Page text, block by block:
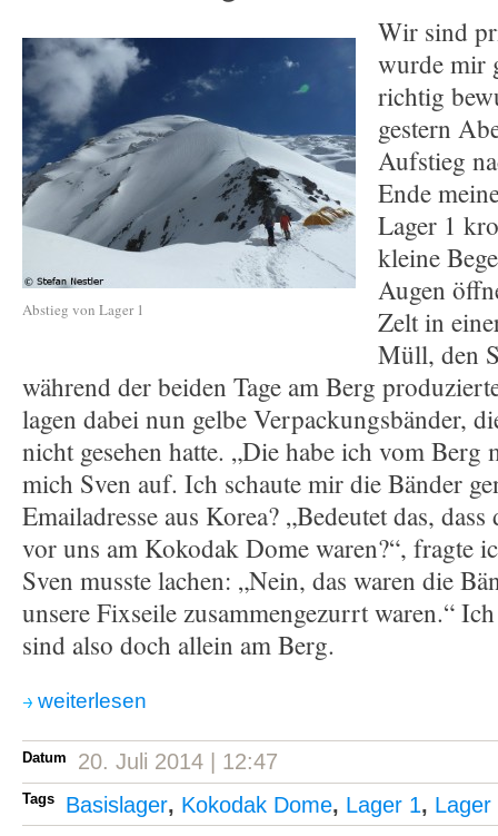
Abstieg von Lager 1
Wir sind
wurde mir
richtig
gestern
Aufstieg
Ende
Lager 1
kleine
Augen
Zelt in
Müll, den
während der beiden Tage am Berg
lagen dabei nun gelbe Verpackungsbänder,
nicht gesehen hatte. „Die habe ich vom Berg
mich Sven auf. Ich schaute mir die Bänder
Emailadresse aus Korea? „Bedeutet das,
vor uns am Kokodak Dome waren?“, fragte
Sven musste lachen: „Nein, das waren die
unsere Fixseile zusammengezurrt waren.“
sind also doch allein am Berg.
weiterlesen
Datum 20. Juli 2014 | 12:47
Tags Basislager, Kokodak Dome, Lager 1, Lager